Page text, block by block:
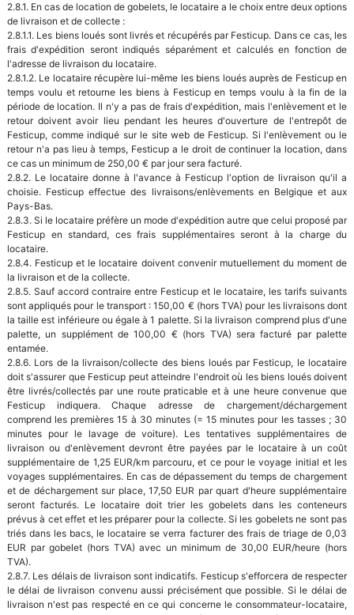
2.8.1. En cas de location de gobelets, le locataire a le choix entre deux options
de livraison et de collecte :
2.8.1.1. Les biens loués sont livrés et récupérés par Festicup. Dans ce cas, les
frais d'expédition seront indiqués séparément et calculés en fonction de
l'adresse de livraison du locataire.
2.8.1.2. Le locataire récupère lui-même les biens loués auprès de Festicup en
temps voulu et retourne les biens à Festicup en temps voulu à la fin de la
période de location. Il n'y a pas de frais d'expédition, mais l'enlèvement et le
retour doivent avoir lieu pendant les heures d'ouverture de l'entrepôt de
Festicup, comme indiqué sur le site web de Festicup. Si l'enlèvement ou le
retour n'a pas lieu à temps, Festicup a le droit de continuer la location, dans
ce cas un minimum de 250,00 € par jour sera facturé.
2.8.2. Le locataire donne à l'avance à Festicup l'option de livraison qu'il a
choisie. Festicup effectue des livraisons/enlèvements en Belgique et aux
Pays-Bas.
2.8.3. Si le locataire préfère un mode d'expédition autre que celui proposé par
Festicup en standard, ces frais supplémentaires seront à la charge du
locataire.
2.8.4. Festicup et le locataire doivent convenir mutuellement du moment de
la livraison et de la collecte.
2.8.5. Sauf accord contraire entre Festicup et le locataire, les tarifs suivants
sont appliqués pour le transport : 150,00 € (hors TVA) pour les livraisons dont
la taille est inférieure ou égale à 1 palette. Si la livraison comprend plus d'une
palette, un supplément de 100,00 € (hors TVA) sera facturé par palette
entamée.
2.8.6. Lors de la livraison/collecte des biens loués par Festicup, le locataire
doit s'assurer que Festicup peut atteindre l'endroit où les biens loués doivent
être livrés/collectés par une route praticable et à une heure convenue que
Festicup indiquera. Chaque adresse de chargement/déchargement
comprend les premières 15 à 30 minutes (= 15 minutes pour les tasses ; 30
minutes pour le lavage de voiture). Les tentatives supplémentaires de
livraison ou d'enlèvement devront être payées par le locataire à un coût
supplémentaire de 1,25 EUR/km parcouru, et ce pour le voyage initial et les
voyages supplémentaires. En cas de dépassement du temps de chargement
et de déchargement sur place, 17,50 EUR par quart d'heure supplémentaire
seront facturés. Le locataire doit trier les gobelets dans les conteneurs
prévus à cet effet et les préparer pour la collecte. Si les gobelets ne sont pas
triés dans les bacs, le locataire se verra facturer des frais de triage de 0,03
EUR par gobelet (hors TVA) avec un minimum de 30,00 EUR/heure (hors
TVA).
2.8.7. Les délais de livraison sont indicatifs. Festicup s'efforcera de respecter
le délai de livraison convenu aussi précisément que possible. Si le délai de
livraison n'est pas respecté en ce qui concerne le consommateur-locataire,